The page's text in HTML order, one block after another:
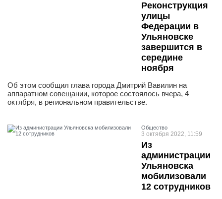
Реконструкция
улицы
Федерации в
Ульяновске
завершится в
середине
ноября
Об этом сообщил глава города Дмитрий Вавилин на
аппаратном совещании, которое состоялось вчера, 4
октября, в региональном правительстве.
Общество
3 октября 2022, 11:59
Из
администрации
Ульяновска
мобилизовали
12 сотрудников